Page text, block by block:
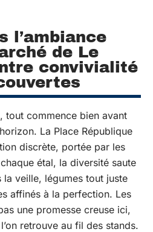
l’ambiance
de Le
convivialité
tout commence bien avant
La Place République
discrète, portée par les
étal, la diversité saute
veille, légumes tout juste
affinés à la perfection. Les
une promesse creuse ici,
retrouve au fil des stands.